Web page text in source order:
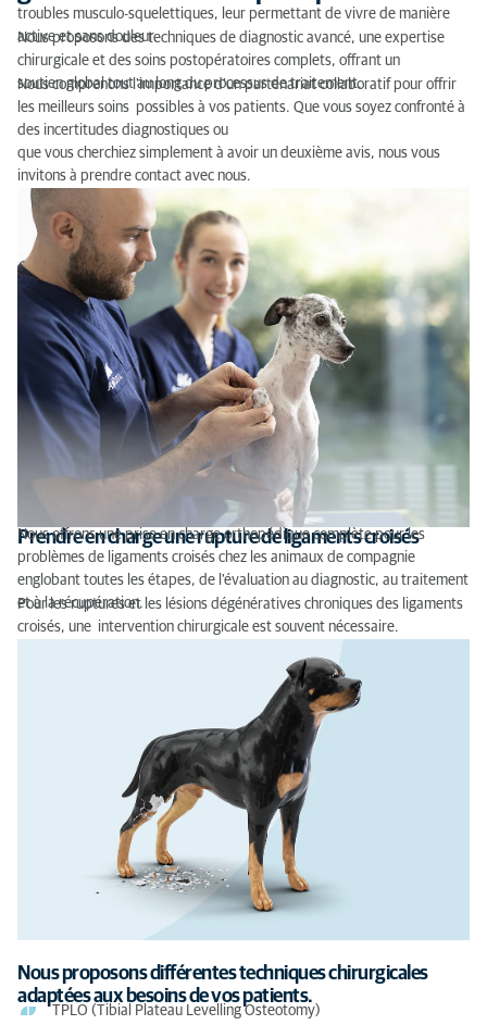
troubles musculo-squelettiques, leur permettant de vivre de manière
active et sans douleur.
Nous proposons des techniques de diagnostic avancé, une expertise
chirurgicale et des soins postopératoires complets, offrant un
soutien global tout au long du processus de traitement.
Nous comprenons l'importance d'un partenariat collaboratif pour offrir
les meilleurs soins possibles à vos patients. Que vous soyez confronté à
des incertitudes diagnostiques ou
que vous cherchiez simplement à avoir un deuxième avis, nous vous
invitons à prendre contact avec nous.
Prendre en charge une rupture de ligaments croisés
Nous offrons une prise en charge orthopédique complète pour les
problèmes de ligaments croisés chez les animaux de compagnie
englobant toutes les étapes, de l'évaluation au diagnostic, au traitement
et à la récupération.
Pour les ruptures et les lésions dégénératives chroniques des ligaments
croisés, une intervention chirurgicale est souvent nécessaire.
Nous proposons différentes techniques chirurgicales
adaptées aux besoins de vos patients.
TPLO (Tibial Plateau Levelling Osteotomy)